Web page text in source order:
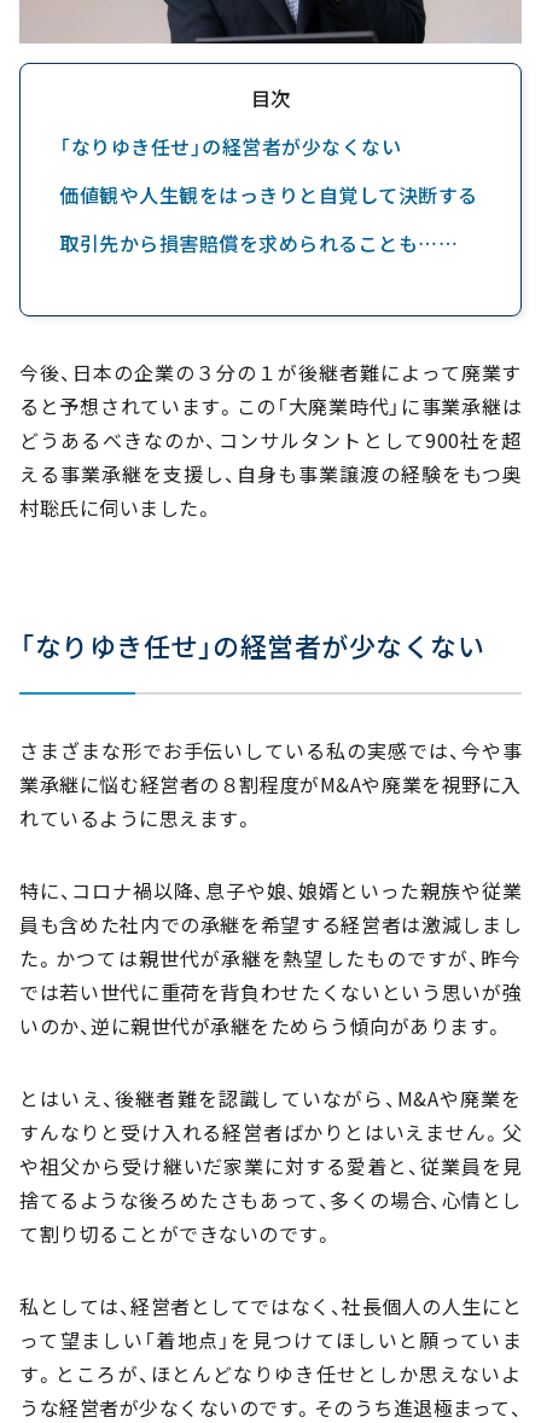
目次
「なりゆき任せ」の経営者が少なくない
価値観や人生観をはっきりと自覚して決断する
取引先から損害賠償を求められることも……
今後、日本の企業の３分の１が後継者難によって廃業す
ると予想されています。この「大廃業時代」に事業承継は
どうあるべきなのか、コンサルタントとして900社を超
える事業承継を支援し、自身も事業譲渡の経験をもつ奥
村聡氏に伺いました。
「なりゆき任せ」の経営者が少なくない
さまざまな形でお手伝いしている私の実感では、今や事
業承継に悩む経営者の８割程度がM&Aや廃業を視野に入
れているように思えます。
特に、コロナ禍以降、息子や娘、娘婿といった親族や従業
員も含めた社内での承継を希望する経営者は激減しまし
た。かつては親世代が承継を熱望したものですが、昨今
では若い世代に重荷を背負わせたくないという思いが強
いのか、逆に親世代が承継をためらう傾向があります。
とはいえ、後継者難を認識していながら、M&Aや廃業を
すんなりと受け入れる経営者ばかりとはいえません。父
や祖父から受け継いだ家業に対する愛着と、従業員を見
捨てるような後ろめたさもあって、多くの場合、心情とし
て割り切ることができないのです。
私としては、経営者としてではなく、社長個人の人生にと
って望ましい「着地点」を見つけてほしいと願っていま
す。ところが、ほとんどなりゆき任せとしか思えないよ
うな経営者が少なくないのです。そのうち進退極まって、